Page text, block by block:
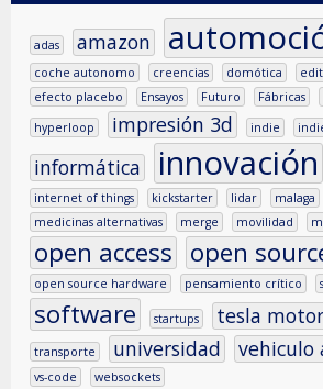
adas amazon
coche autonomo
creencias domótica
efecto placebo
Ensayos Futuro Fábricas
hyperloop
impresión 3d indie
informática innovación
internet of things kickstarter lidar malaga
medicinas alternativas
merge movilidad
open access open
open source hardware pensamiento crítico
software startups tesla
transporte universidad vehiculo
vs-code websockets